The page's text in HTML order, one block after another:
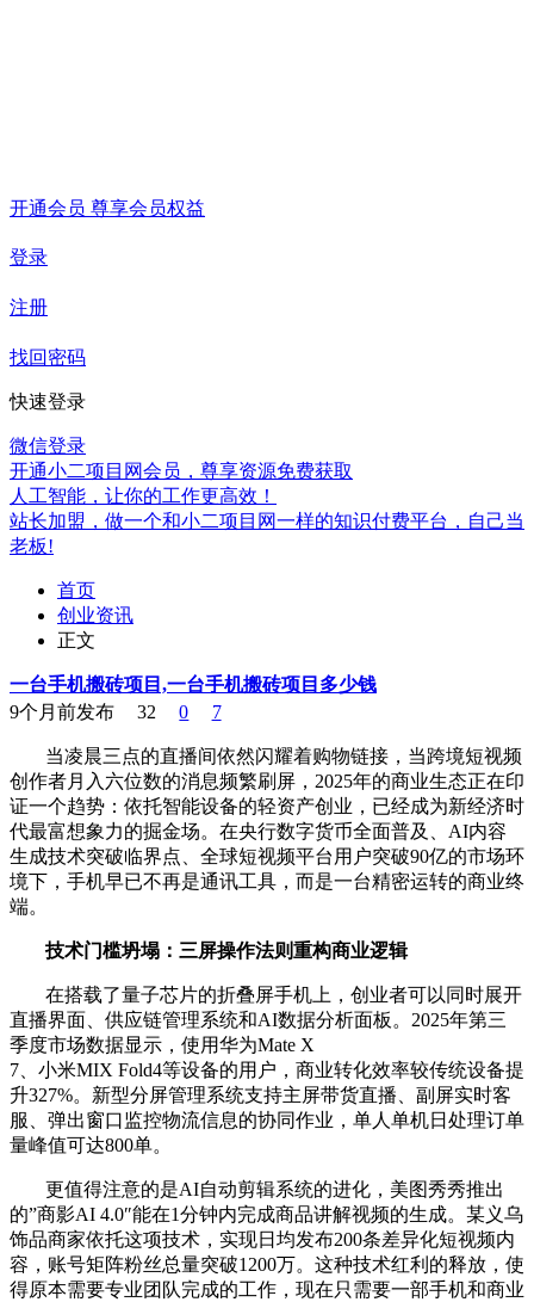
开通会员 尊享会员权益
登录
注册
找回密码
快速登录
微信登录
开通小二项目网会员，尊享资源免费获取
人工智能，让你的工作更高效！
站长加盟，做一个和小二项目网一样的知识付费平台，自己当
老板!
首页
创业资讯
正文
一台手机搬砖项目,一台手机搬砖项目多少钱
9个月前发布
32 0 7
当凌晨三点的直播间依然闪耀着购物链接，当跨境短视频
创作者月入六位数的消息频繁刷屏，2025年的商业生态正在印
证一个趋势：依托智能设备的轻资产创业，已经成为新经济时
代最富想象力的掘金场。在央行数字货币全面普及、AI内容
生成技术突破临界点、全球短视频平台用户突破90亿的市场环
境下，手机早已不再是通讯工具，而是一台精密运转的商业终
端。
技术门槛坍塌：三屏操作法则重构商业逻辑
在搭载了量子芯片的折叠屏手机上，创业者可以同时展开
直播界面、供应链管理系统和AI数据分析面板。2025年第三
季度市场数据显示，使用华为Mate X
7、小米MIX Fold4等设备的用户，商业转化效率较传统设备提
升327%。新型分屏管理系统支持主屏带货直播、副屏实时客
服、弹出窗口监控物流信息的协同作业，单人单机日处理订单
量峰值可达800单。
更值得注意的是AI自动剪辑系统的进化，美图秀秀推出
的”商影AI 4.0″能在1分钟内完成商品讲解视频的生成。某义乌
饰品商家依托这项技术，实现日均发布200条差异化短视频内
容，账号矩阵粉丝总量突破1200万。这种技术红利的释放，使
得原本需要专业团队完成的工作，现在只需要一部手机和商业